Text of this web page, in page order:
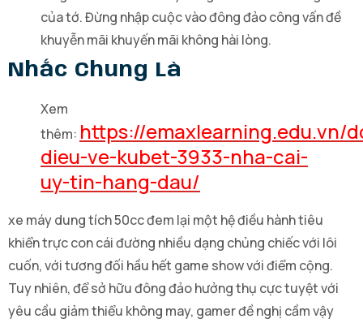
của tớ. Đừng nhập cuộc vào đông đảo công vấn đề
khuyễn mãi khuyến mãi không hài lòng.
Nhắc Chung Là
Xem
thêm: https://emaxlearning.edu.vn/
dieu-ve-kubet-3933-nha-cai-
uy-tin-hang-dau/
xe máy dung tích 50cc đem lại một hệ điều hành tiêu
khiển trực con cái đường nhiều dạng chủng chiếc với lôi
cuốn, với tương đối hầu hết game show với điểm cộng.
Tuy nhiên, để sở hữu đông đảo hưởng thụ cực tuyệt với
yêu cầu giảm thiểu không may, gamer đề nghị cầm vậy